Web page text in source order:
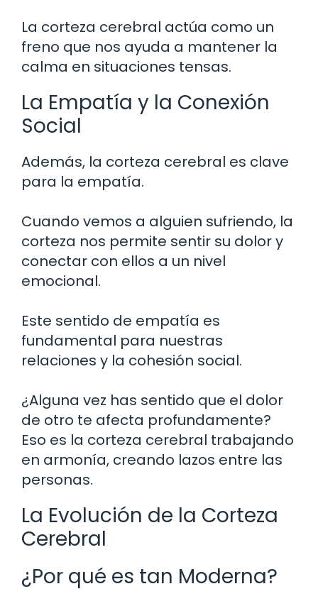
La corteza cerebral actúa como un
freno que nos ayuda a mantener la
calma en situaciones tensas.
La Empatía y la Conexión
Social
Además, la corteza cerebral es clave
para la empatía.
Cuando vemos a alguien sufriendo, la
corteza nos permite sentir su dolor y
conectar con ellos a un nivel
emocional.
Este sentido de empatía es
fundamental para nuestras
relaciones y la cohesión social.
¿Alguna vez has sentido que el dolor
de otro te afecta profundamente?
Eso es la corteza cerebral trabajando
en armonía, creando lazos entre las
personas.
La Evolución de la Corteza
Cerebral
¿Por qué es tan Moderna?